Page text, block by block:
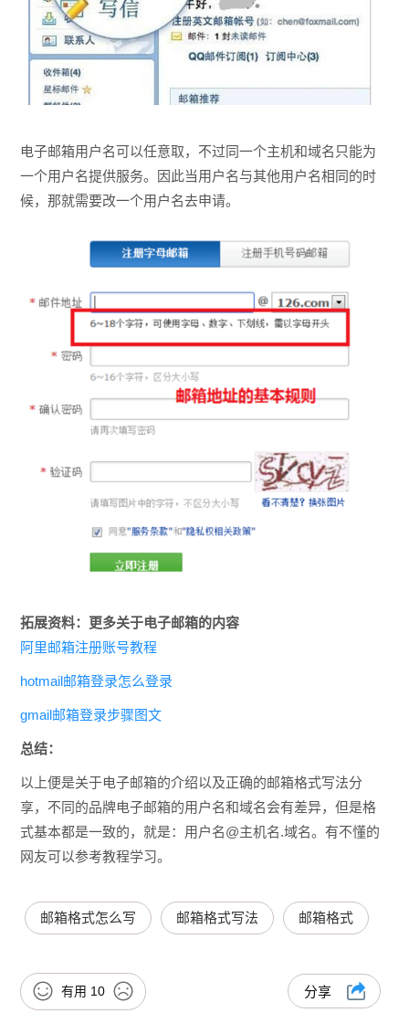
电子邮箱用户名可以任意取，不过同一个主机和域名只能为
一个用户名提供服务。因此当用户名与其他用户名相同的时
候，那就需要改一个用户名去申请。
拓展资料：更多关于电子邮箱的内容
阿里邮箱注册账号教程
hotmail邮箱登录怎么登录
gmail邮箱登录步骤图文
总结：
以上便是关于电子邮箱的介绍以及正确的邮箱格式写法分
享，不同的品牌电子邮箱的用户名和域名会有差异，但是格
式基本都是一致的， 就是：用户名@主机名.域名。有不懂的
网友可以参考教程学习。
邮箱格式怎么写 邮箱格式写法 邮箱格式
有用 10 分享